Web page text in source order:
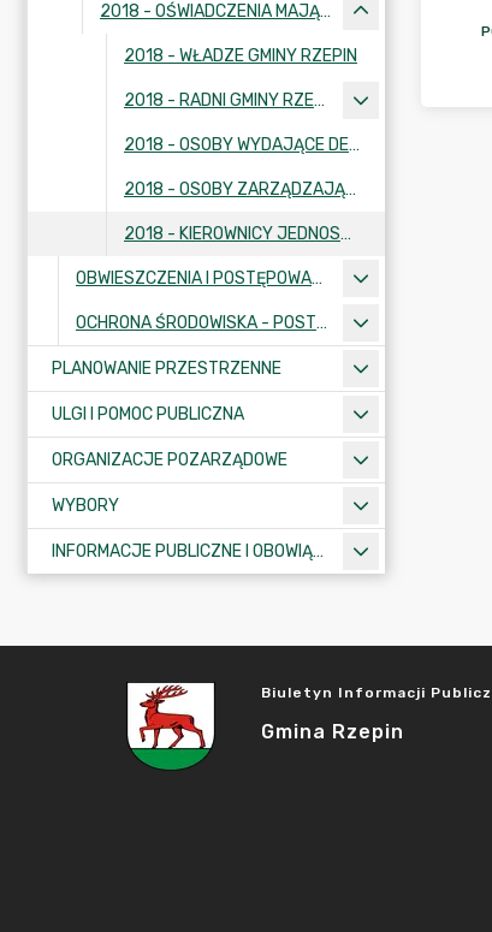
2018 - OŚWIADCZENIA MAJĄTKOWE
2018 - WŁADZE GMINY RZEPIN
2018 - RADNI GMINY RZEPIN
2018 - OSOBY WYDAJĄCE DECYZJE ADMINISTRACYJNE W IMIENIU BURMISTRZA
2018 - OSOBY ZARZĄDZAJĄCE GMINNĄ OSOBĄ PRAWNĄ
2018 - KIEROWNICY JEDNOSTEK ORGANIZACYJNYCH GMINY
OBWIESZCZENIA I POSTĘPOWANIA ADMINISTRACYJNE
OCHRONA ŚRODOWISKA - POSTĘPOWANIA I INFORMACJE
PLANOWANIE PRZESTRZENNE
ULGI I POMOC PUBLICZNA
ORGANIZACJE POZARZĄDOWE
WYBORY
INFORMACJE PUBLICZNE I OBOWIĄZKOWE
Biuletyn Informacji
Gmina Rzepin